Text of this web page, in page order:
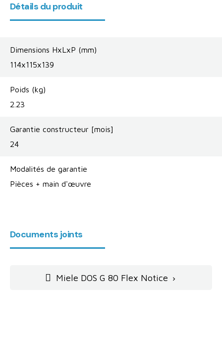
Détails du produit
Dimensions HxLxP (mm)
114x115x139
Poids (kg)
2.23
Garantie constructeur [mois]
24
Modalités de garantie
Pièces + main d'œuvre
Documents joints
Miele DOS G 80 Flex Notice 